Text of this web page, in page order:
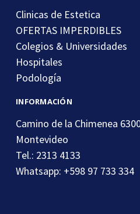
Clinicas de Estetica
OFERTAS IMPERDIBLES
Colegios & Universidades
Hospitales
Podología
INFORMACIÓN
Camino de la Chimenea
Montevideo
Tel.: 2313 4133
Whatsapp: +598 97 733 334